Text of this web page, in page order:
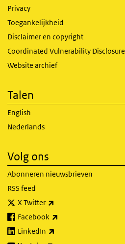
Privacy
Toegankelijkheid
Disclaimer en copyright
Coordinated Vulnerability Disclosure
Website archief
Talen
English
Nederlands
Volg ons
Abonneren nieuwsbrieven
RSS feed
X Twitter
Facebook
LinkedIn